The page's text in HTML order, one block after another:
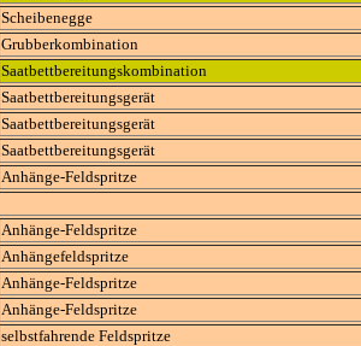
Scheibenegge
Grubberkombination
Saatbettbereitungskombination
Saatbettbereitungsgerät
Saatbettbereitungsgerät
Saatbettbereitungsgerät
Anhänge-Feldspritze
Anhänge-Feldspritze
Anhängefeldspritze
Anhänge-Feldspritze
Anhänge-Feldspritze
selbstfahrende Feldspritze